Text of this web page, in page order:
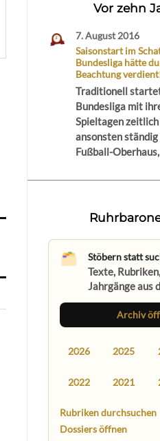
Vor zehn
7. August 2016
Saisonstart im
Bundesliga hätte
Beachtung
Traditionell
Bundesliga mit
Spieltagen
ansonsten
Fußball-
Stöbern statt
Texte,
Jahrgänge aus
Archiv
2026 2025
2022 2021
Rubriken durchsuchen
Dossiers öffnen